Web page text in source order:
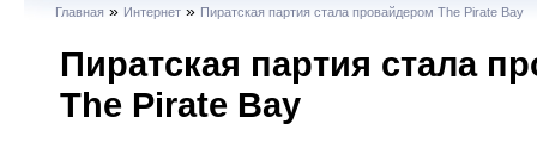
Главная » Интернет » Пиратская партия стала провайдером The Pirate Bay
Пиратская партия стала
The Pirate Bay